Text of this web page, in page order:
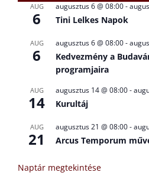
AUG
6
augusztus 6 @ 08:00-
Tini Lelkes Napok
AUG
6
augusztus 6 @ 08:00-
Kedvezmény a
programjaira
AUG
14
augusztus 14 @ 08:00-
Kurultáj
AUG
21
augusztus 21 @ 08:00-
Arcus Temporum
Naptár megtekintése